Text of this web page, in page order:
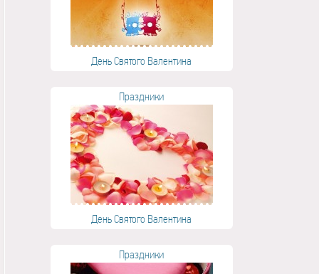
День Святого Валентина
Праздники
День Святого Валентина
Праздники